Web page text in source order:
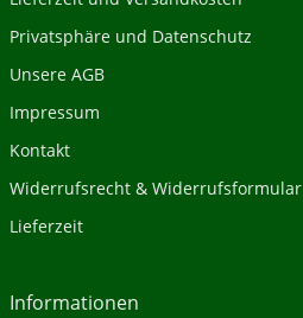
Privatsphäre und Datenschutz
Unsere AGB
Impressum
Kontakt
Widerrufsrecht & Widerrufsformular
Lieferzeit
Informationen